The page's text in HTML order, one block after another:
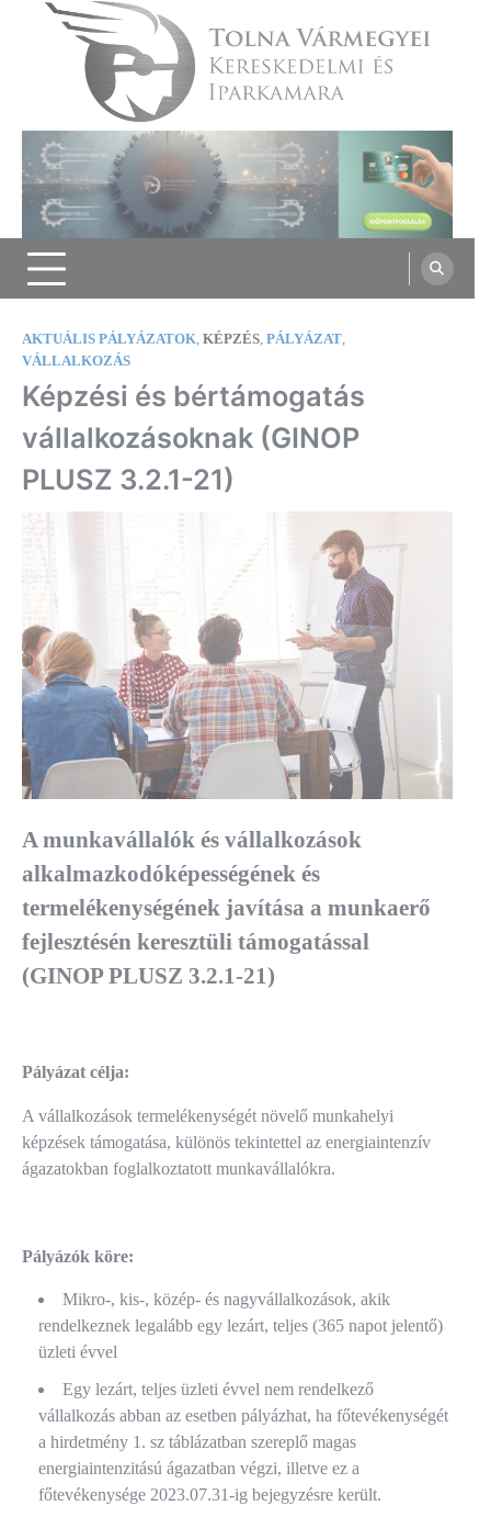
Tolna Vármegyei Kereskedelmi és
Iparkamara
AKTUÁLIS PÁLYÁZATOK, KÉPZÉS, PÁLYÁZAT,
VÁLLALKOZÁS
Képzési és bértámogatás
vállalkozásoknak (GINOP
PLUSZ 3.2.1-21)
A munkavállalók és vállalkozások
alkalmazkodóképességének és
termelékenységének javítása a munkaerő
fejlesztésén keresztüli támogatással
(GINOP PLUSZ 3.2.1-21)
Pályázat célja:
A vállalkozások termelékenységét növelő munkahelyi
képzések támogatása, különös tekintettel az energiaintenzív
ágazatokban foglalkoztatott munkavállalókra.
Pályázók köre:
Mikro-, kis-, közép- és nagyvállalkozások, akik
rendelkeznek legalább egy lezárt, teljes (365 napot jelentő)
üzleti évvel
Egy lezárt, teljes üzleti évvel nem rendelkező
vállalkozás abban az esetben pályázhat, ha főtevékenységét
a hirdetmény 1. sz táblázatban szereplő magas
energiaintenzitású ágazatban végzi, illetve ez a
főtevékenysége 2023.07.31-ig bejegyzésre került.